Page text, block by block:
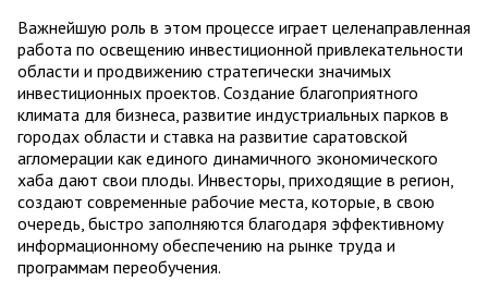
Важнейшую роль в этом процессе играет целенаправленная
работа по освещению инвестиционной привлекательности
области и продвижению стратегически значимых
инвестиционных проектов. Создание благоприятного
климата для бизнеса, развитие индустриальных парков в
городах области и ставка на развитие саратовской
агломерации как единого динамичного экономического
хаба дают свои плоды. Инвесторы, приходящие в регион,
создают современные рабочие места, которые, в свою
очередь, быстро заполняются благодаря эффективному
информационному обеспечению на рынке труда и
программам переобучения.